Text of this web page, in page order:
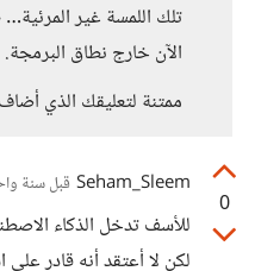
تلك اللمسة غير
الآن خارج نطاق البرمجة.
ممتنة لتعليقك الذي
0
Seham_Sleem قبل سنة
للأسف تدخل الذكاء
لكن لا أعتقد أنه قادر على